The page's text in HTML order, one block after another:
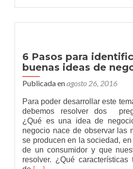
nuevas
días?
6 Pasos para
buenas ideas de
Publicada enagosto 26, 2016
Para poder desarrollar este
debemos resolver dos
¿Qué es una idea de
negocio nace de observar las
se producen en la sociedad,
de un consumidor y que
resolver. ¿Qué